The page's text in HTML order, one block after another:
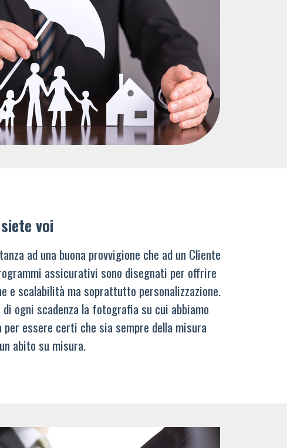
voi
ad una buona provvigione che ad un Cliente
assicurativi sono disegnati per offrire
e scalabilità ma soprattutto personalizzazione.
ogni scadenza la fotografia su cui abbiamo
essere certi che sia sempre della misura
abito su misura.